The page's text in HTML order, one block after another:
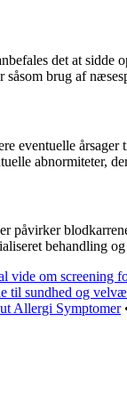
det at
brug af
eventuelle
abnormiteter,
behandling
vide om screening
til sundhed og
Allergi Symptomer